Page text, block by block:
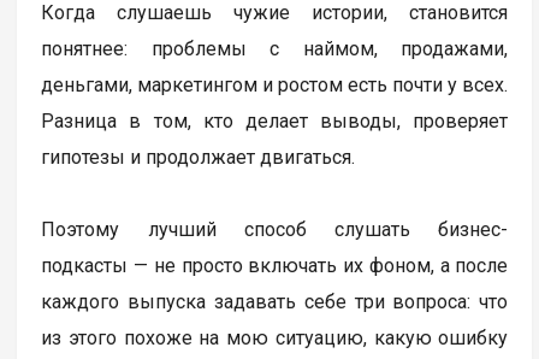
Когда слушаешь чужие истории, становится
понятнее: проблемы с наймом, продажами,
деньгами, маркетингом и ростом есть почти у всех.
Разница в том, кто делает выводы, проверяет
гипотезы и продолжает двигаться.
Поэтому лучший способ слушать бизнес-
подкасты — не просто включать их фоном, а после
каждого выпуска задавать себе три вопроса: что
из этого похоже на мою ситуацию, какую ошибку